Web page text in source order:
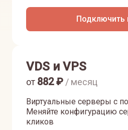
Подключить
VDS и VPS
Виртуальные серверы с
Меняйте конфигурацию
кликов
от 882₽ / месяц